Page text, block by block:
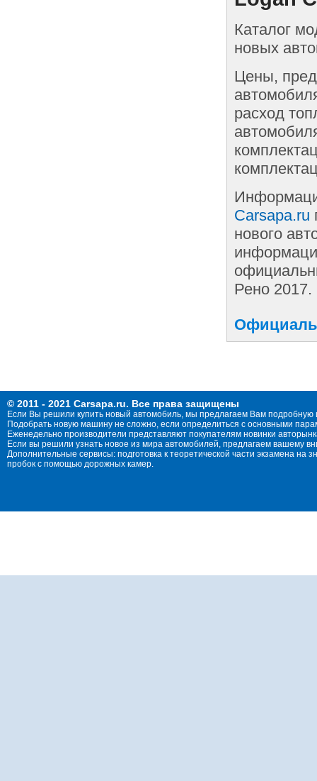
Каталог
новых
Цены,
расход
Carsapa.ru
нового
Рено 2017.
© 2011 - 2021 Carsapa.ru. Все права защищены
Если Вы решили купить новый автомобиль, мы предлагаем Вам
Подобрать новую машину не сложно, если определиться с основными
Еженедельно производители представляют покупателям новинки
Если вы решили узнать новое из мира автомобилей, предлагаем вашему
Дополнительные сервисы: подготовка к теоретической части экзамена
пробок с помощью дорожных камер.